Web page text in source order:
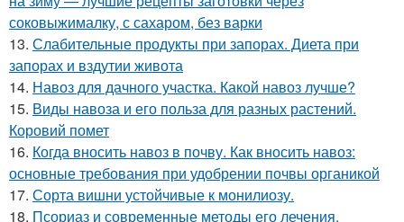
соковыжималку, с сахаром, без варки
13. Слабительные продукты при запорах. Диета при
запорах и вздутии живота
14. Навоз для дачного участка. Какой навоз лучше?
15. Виды навоза и его польза для разных растений.
Коровий помет
16. Когда вносить навоз в почву. Как вносить навоз:
основные требования при удобрении почвы органикой
17. Сорта вишни устойчивые к монилиозу.
18. Псориаз и современные методы его лечения.